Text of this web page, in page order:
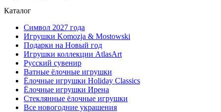
Каталог
Символ 2027 года
Игрушки Komozja & Mostowski
Подарки на Новый год
Игрушки коллекции AtlasArt
Русский сувенир
Ватные ёлочные игрушки
Ёлочные игрушки Holiday Classics
Ëлочные игрушки Ирена
Стеклянные ёлочные игрушки
Все новогодние украшения